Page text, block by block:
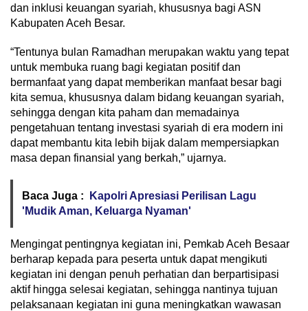
dan inklusi keuangan syariah, khususnya bagi ASN
Kabupaten Aceh Besar.
“Tentunya bulan Ramadhan merupakan waktu yang tepat
untuk membuka ruang bagi kegiatan positif dan
bermanfaat yang dapat memberikan manfaat besar bagi
kita semua, khususnya dalam bidang keuangan syariah,
sehingga dengan kita paham dan memadainya
pengetahuan tentang investasi syariah di era modern ini
dapat membantu kita lebih bijak dalam mempersiapkan
masa depan finansial yang berkah,” ujarnya.
Baca Juga :
Kapolri Apresiasi Perilisan Lagu
'Mudik Aman, Keluarga Nyaman'
Mengingat pentingnya kegiatan ini, Pemkab Aceh Besaar
berharap kepada para peserta untuk dapat mengikuti
kegiatan ini dengan penuh perhatian dan berpartisipasi
aktif hingga selesai kegiatan, sehingga nantinya tujuan
pelaksanaan kegiatan ini guna meningkatkan wawasan